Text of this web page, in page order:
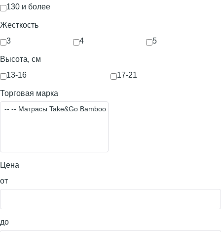
130 и более
Жесткость
3
4 5
Высота, см
13-16
17-21
Торговая марка
Цена
от
до